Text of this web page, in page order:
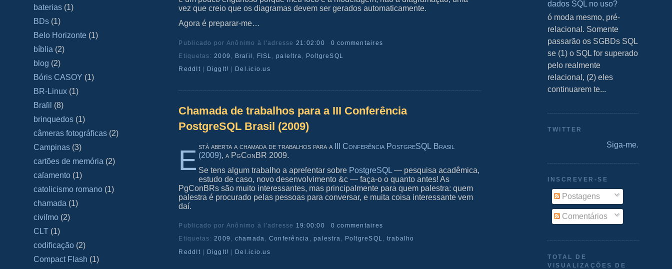
baterias (1)
BDs (1)
Belo Horizonte (1)
bíblia (2)
blog (2)
Bóris CASOY (1)
BR-Linux (1)
Braſil (8)
brinquedos (1)
câmeras fotográficas (2)
Campinas (3)
cartões de memória (2)
caſamento (1)
catolicismo romano (1)
chamada (1)
civiſmo (2)
CLT (1)
codificação (2)
Compact Flash (1)
vez que creio que os diagramas devem ser gerados automaticamente.
Agora é preparar-me…
Publicado por Anônimo à l'adresse 21:02:00
0 commentaires
Etiquetas:2009 , Braſil , FISL ,paleſtra, PoſtgreSQL
ReddIt| DiggIt! Del.icio.us
Chamada de trabalhos para a III Conferência
PostgreSQL Brasil (2009)
E stá aberta a chamada de trabalhos para a
III Conferência PostgreSQL Braſil
(2009), a PgConBR 2009.
Se tens algum trabalho a apreſentar sobre PostgreSQL— pesquisa acadêmica,
estudo de caso, novo desenvolvimento &c — faça-o o quanto antes! As
PgConBRs são muito interessantes, mas principalmente para quem palestra: quem
palestra é procurado pelas pessoas para conversar, e muita coisa interessante vem
daí.
Publicado por Anônimo à l'adresse 19:00:00
0 commentaires
Etiquetas:2009 , chamada, Conferência ,palestra, PoſtgreSQL, trabalho
ReddIt | DiggIt! | Del.icio.us
dados SQL no uso?
S ó moda mesmo, pré-
relacional. Somente
passarão os SGBDs SQL
se (1) o SQL for superado
pelo realmente
relacional, (2) eles
continuarem te...
TWITTER
Siga-me.
INSCREVER-SE
Postagens
Comentários
TOTAL DE
VISUALIZAÇÕES DE